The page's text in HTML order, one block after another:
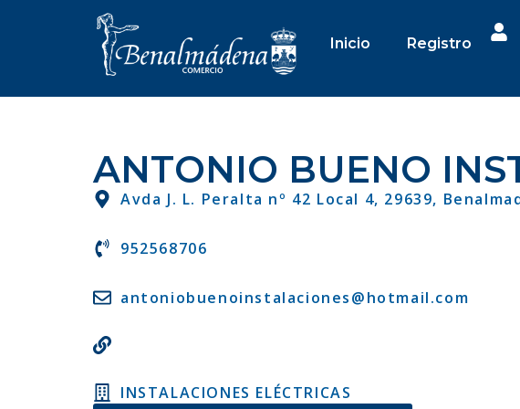
Inicio Registro
ANTONIO BUENO
Avda J. L. Peralta nº 42 Local 4, 29639,
952568706
antoniobuenoinstalaciones@hotmail.com
INSTALACIONES ELÉCTRICAS